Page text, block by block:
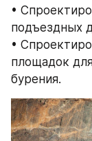
•
подъездных
•
площадок
бурения.